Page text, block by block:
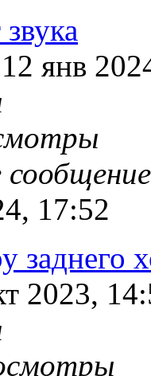
янв
17:52
заднего
2023,